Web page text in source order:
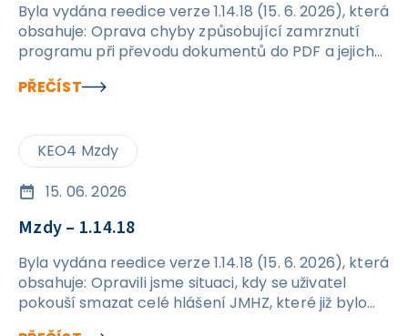
Byla vydána reedice verze 1.14.18 (15. 6. 2026), která
obsahuje: Oprava chyby způsobující zamrznutí
programu při převodu dokumentů do PDF a jejich
PŘEČÍST
KEO4 Mzdy
15. 06. 2026
Mzdy – 1.14.18
Byla vydána reedice verze 1.14.18 (15. 6. 2026), která
obsahuje: Opravili jsme situaci, kdy se uživatel
pokouší smazat celé hlášení JMHZ, které již bylo